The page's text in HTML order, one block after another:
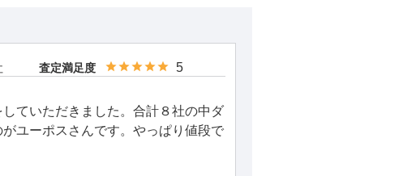
査定満足度 5
ていただきました。合計８社の中ダ
ユーポスさんです。やっぱり値段で